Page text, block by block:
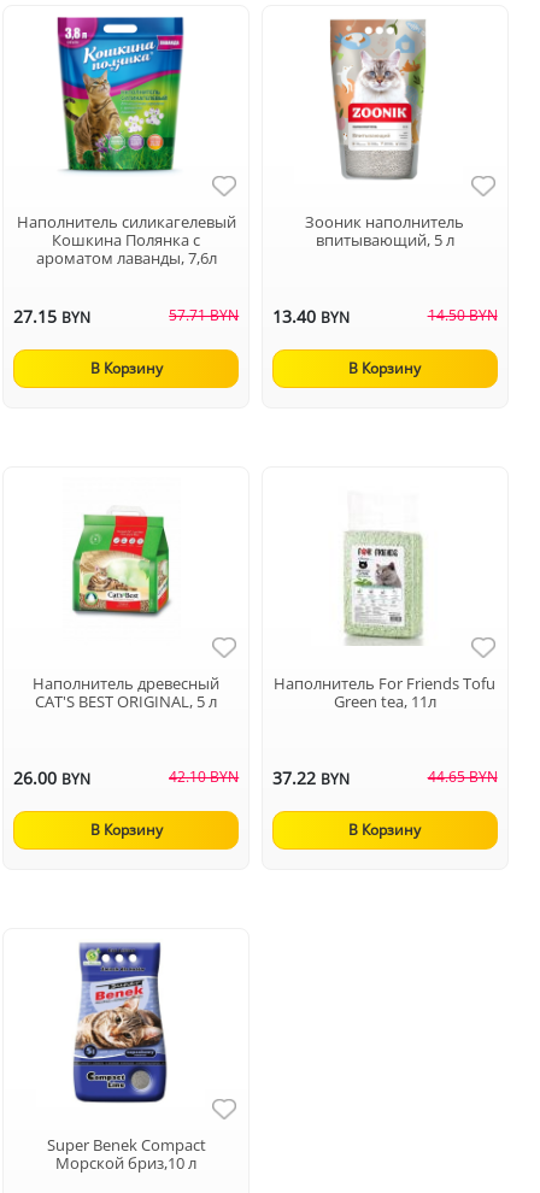
Наполнитель силикагелевый
Кошкина Полянка с
ароматом лаванды, 7,6л
27.15 BYN 57.71 BYN
В Корзину
Зооник наполнитель
впитывающий, 5 л
13.40 BYN 14.50 BYN
В Корзину
Наполнитель древесный
CAT'S BEST ORIGINAL, 5 л
26.00 BYN 42.10 BYN
В Корзину
Наполнитель For Friends Tofu
Green tea, 11л
37.22 BYN 44.65 BYN
В Корзину
Super Benek Compact
Морской бриз,10 л